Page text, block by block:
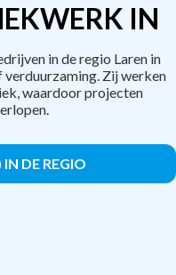
IN
in de regio Laren in
Zij werken
waardoor projecten
DE REGIO